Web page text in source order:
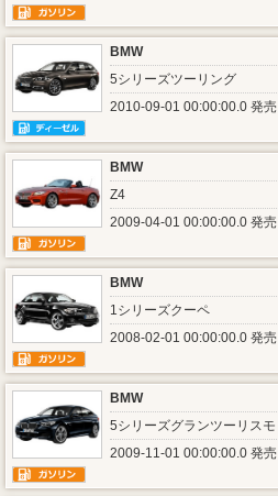
BMW
5シリーズツーリング
2010-09-01 00:00:00.0 発売
BMW
Z4
2009-04-01 00:00:00.0 発売
BMW
1シリーズクーペ
2008-02-01 00:00:00.0 発売
BMW
5シリーズグランツーリスモ
2009-11-01 00:00:00.0 発売